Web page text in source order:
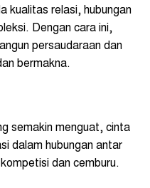
kualitas relasi, hubungan
Dengan cara ini,
persaudaraan dan
bermakna.
semakin menguat, cinta
dalam hubungan antar
dan cemburu.